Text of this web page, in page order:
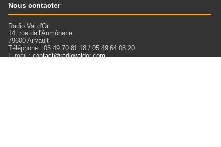
Nous contacter
Radio Val d'Or
14, rue de l'Aumônerie
79600 Airvault
Téléphone : 05 49 70 81 18 / 05 49 64 08 20
E-mail :contact@radiovaldor.com